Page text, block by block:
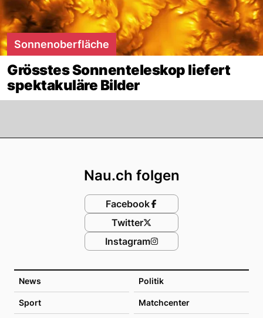
Sonnenoberfläche
Grösstes Sonnenteleskop liefert
spektakuläre Bilder
News Politik
Sport Matchcenter
Nau.ch folgen
Facebook
Twitter
Instagram